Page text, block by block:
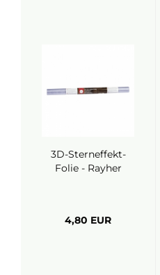
3D-Sterneffekt-
Folie - Rayher
4,80 EUR